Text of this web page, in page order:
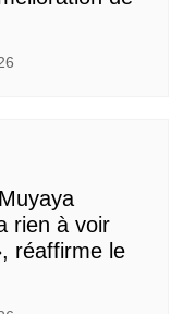
rien à voir
réaffirme le